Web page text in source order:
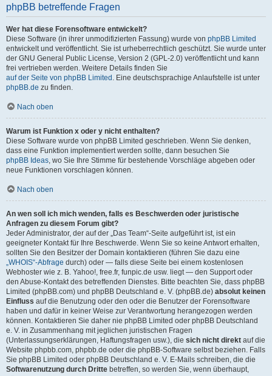
phpBB betreffende Fragen
Wer hat diese Forensoftware entwickelt?
Diese Software (in ihrer unmodifizierten Fassung) wurde von phpBB Limited
entwickelt und veröffentlicht. Sie ist urheberrechtlich geschützt. Sie wurde unter
der GNU General Public License, Version 2 (GPL-2.0) veröffentlicht und kann
frei vertrieben werden. Weitere Details finden Sie
auf der Seite von phpBB Limited . Eine deutschsprachige Anlaufstelle ist unter
phpBB.de zu finden.
Nach oben
Warum ist Funktion x oder y nicht enthalten?
Diese Software wurde von phpBB Limited geschrieben. Wenn Sie denken,
dass eine Funktion implementiert werden sollte, dann besuchen Sie
phpBB Ideas, wo Sie Ihre Stimme für bestehende Vorschläge abgeben oder
neue Funktionen vorschlagen können.
Nach oben
An wen soll ich mich wenden, falls es Beschwerden oder juristische
Anfragen zu diesem Forum gibt?
Jeder Administrator, der auf der „Das Team“-Seite aufgeführt ist, ist ein
geeigneter Kontakt für Ihre Beschwerde. Wenn Sie so keine Antwort erhalten,
sollten Sie den Besitzer der Domain kontaktieren (führen Sie dazu eine
„WHOIS“-Abfrage durch) oder — falls diese Seite bei einem kostenlosen
Webhoster wie z. B. Yahoo!, free.fr, funpic.de usw. liegt — den Support oder
den Abuse-Kontakt des betreffenden Dienstes. Bitte beachten Sie, dass phpBB
Limited (phpBB.com) und phpBB Deutschland e. V. (phpBB.de) absolut keinen
Einfluss auf die Benutzung oder den oder die Benutzer der Forensoftware
haben und dafür in keiner Weise zur Verantwortung herangezogen werden
können. Kontaktieren Sie daher nie phpBB Limited oder phpBB Deutschland
e. V. in Zusammenhang mit jeglichen juristischen Fragen
(Unterlassungserklärungen, Haftungsfragen usw.), die sich nicht direkt auf die
Website phpbb.com, phpbb.de oder die phpBB-Software selbst beziehen. Falls
Sie phpBB Limited oder phpBB Deutschland e. V. E-Mails schreiben, die die
Softwarenutzung durch Dritte betreffen, so werden Sie, wenn überhaupt,